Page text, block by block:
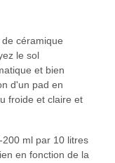
céramique
le sol
et bien
d'un pad en
froide et claire et
ml par 10 litres
en fonction de la